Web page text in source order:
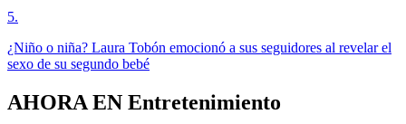
5.
¿Niño o niña? Laura Tobón emocionó a sus seguidores al revelar el
sexo de su segundo bebé
AHORA EN Entretenimiento